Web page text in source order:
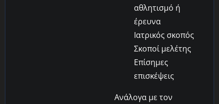
αθλητισμό ή
έρευνα
Ιατρικός σκοπός
Σκοποί μελέτης
Επίσημες
επισκέψεις
Ανάλογα με τον